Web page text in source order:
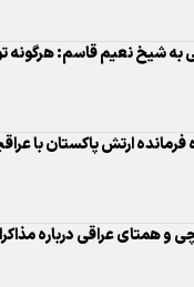
به شیخ‌ نعیم قاسم: هرگونه
فرمانده ارتش پاکستان با
و همتای عراقی درباره